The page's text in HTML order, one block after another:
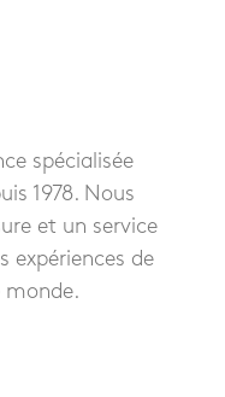
spécialisée
1978. Nous
et un service
expériences de
monde.